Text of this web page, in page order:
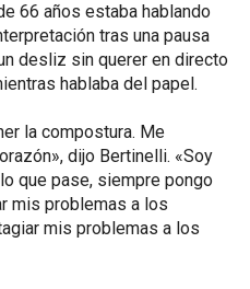
66 años estaba hablando
tras una pausa
desliz sin querer en directo
hablaba del papel.
la compostura. Me
dijo Bertinelli. «Soy
que pase, siempre pongo
mis problemas a los
mis problemas a los